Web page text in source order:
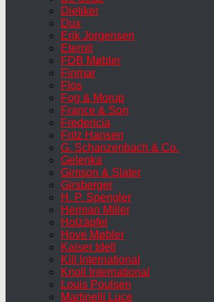
Dietiker
Dux
Erik Jorgensen
Eternit
FDB Møbler
Finmar
Flos
Fog & Morup
France & Son
Fredericia
Fritz Hansen
G. Schanzenbach & Co.
Gelenka
Gimson & Slater
Girsberger
H. P. Spengler
Herman Miller
Holzäpfel
Hove Møbler
Kaiser Idell
Kill International
Knoll International
Louis Poulsen
Martinelli Luce